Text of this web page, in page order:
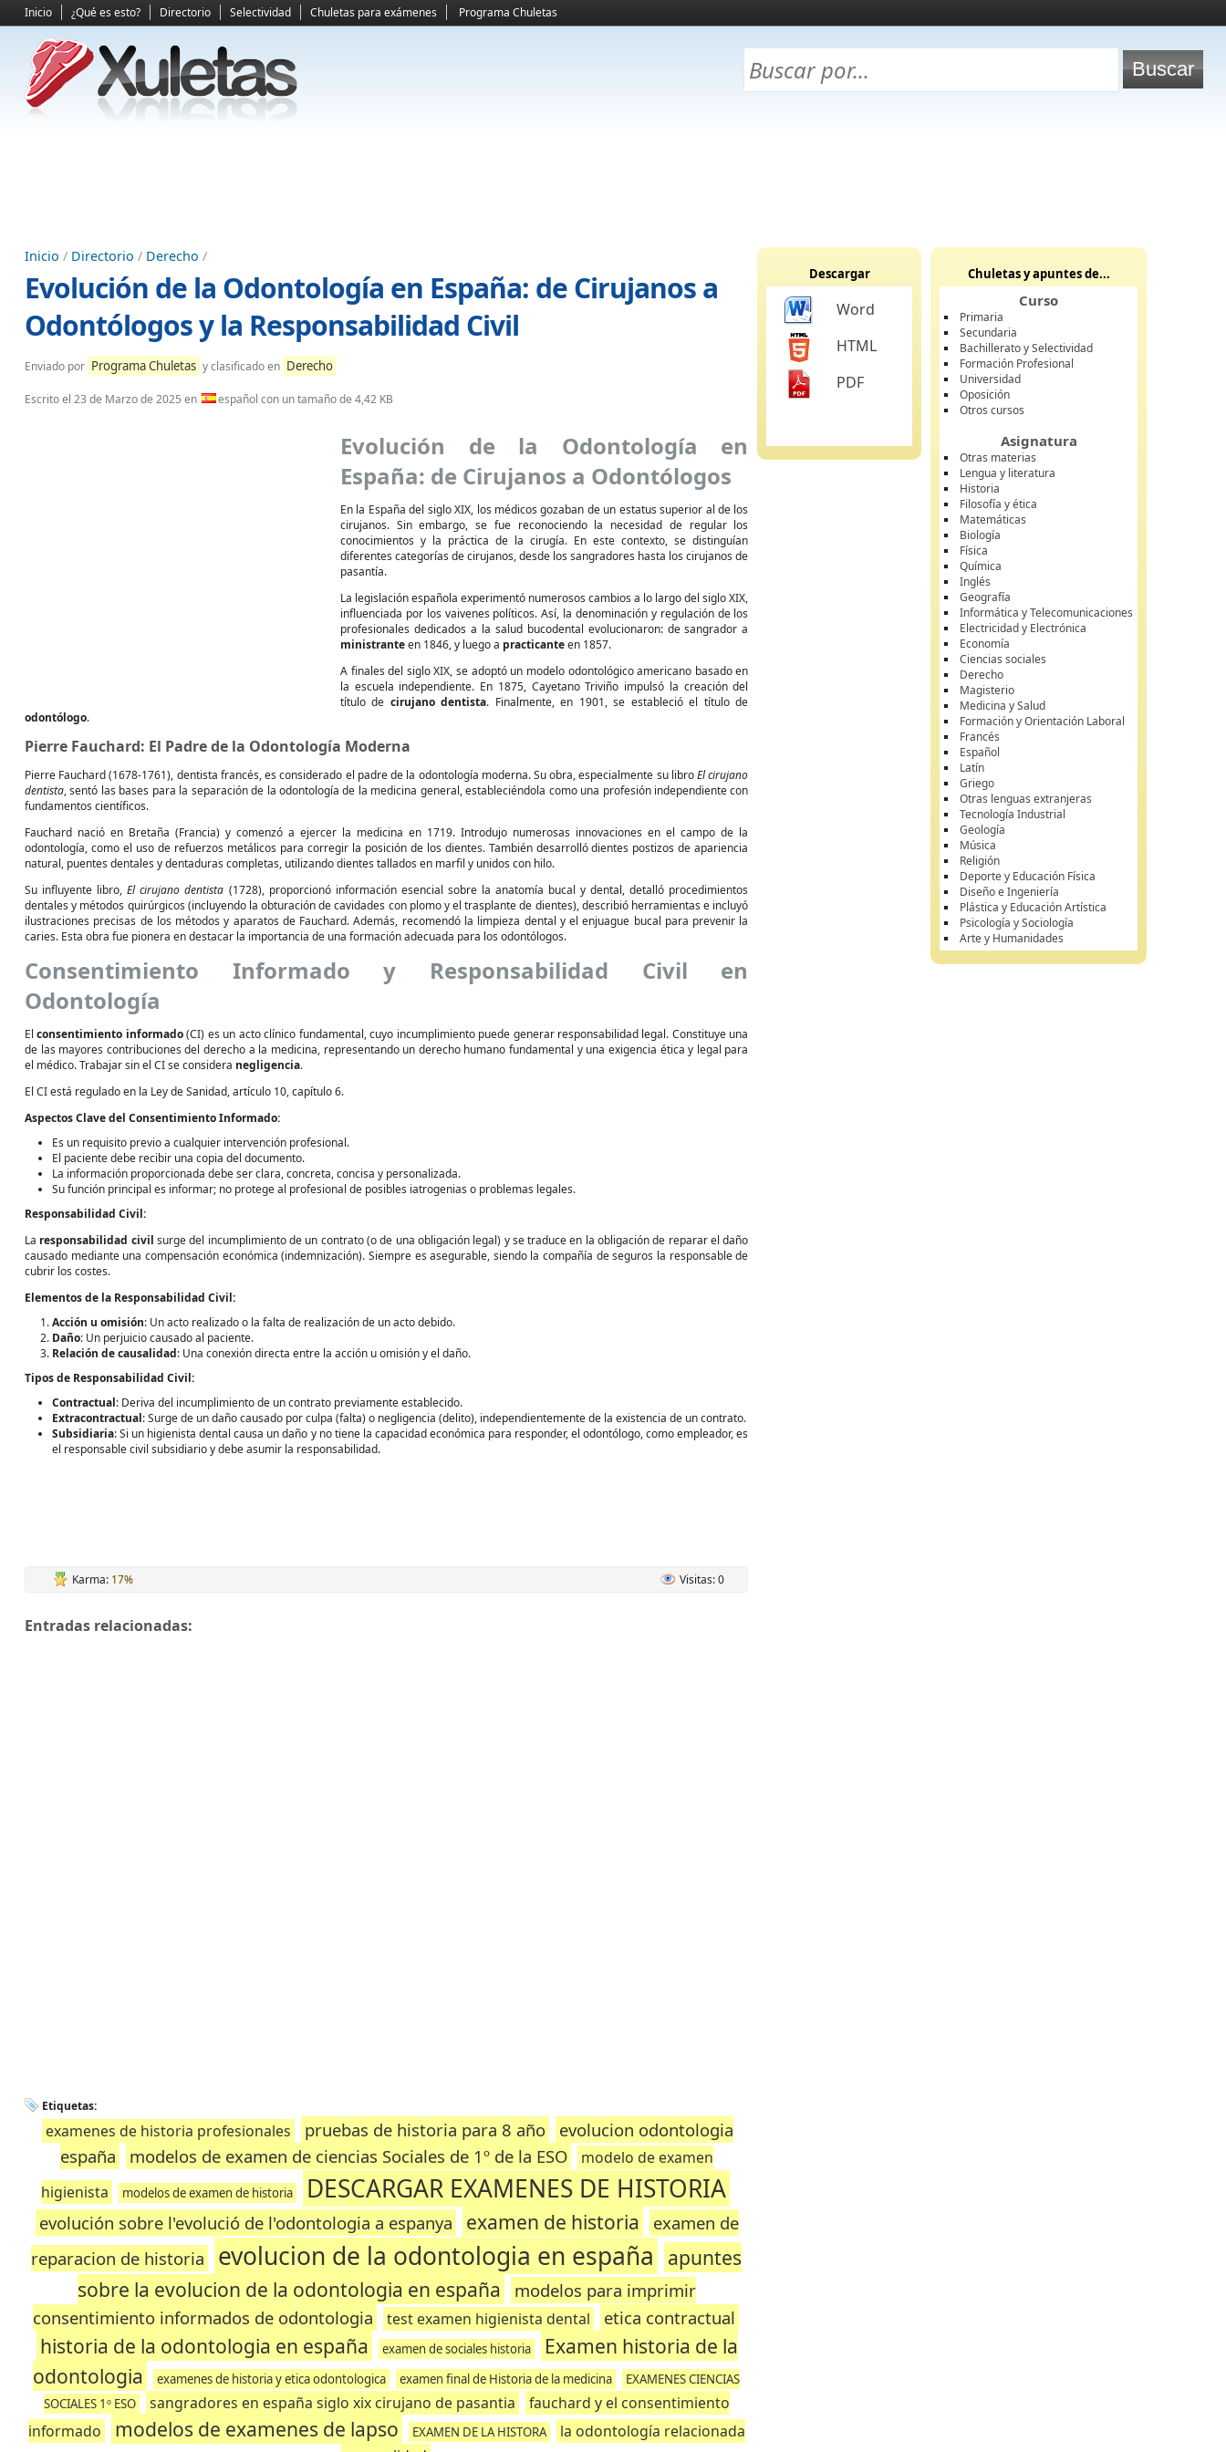
Inicio ¿Qué es esto? Directorio Selectividad Chuletas para exámenes Programa Chuletas
Inicio / Directorio / Derecho /
Evolución de la Odontología en España: de Cirujanos a
Odontólogos y la Responsabilidad Civil
Enviado por Programa Chuletas y clasificado en Derecho
Escrito el 23 de Marzo de 2025 en español con un tamaño de 4,42 KB
Evolución de la Odontología en
España: de Cirujanos a Odontólogos
En la España del siglo XIX, los médicos gozaban de un estatus superior al de los
cirujanos. Sin embargo, se fue reconociendo la necesidad de regular los
conocimientos y la práctica de la cirugía. En este contexto, se distinguían
diferentes categorías de cirujanos, desde los sangradores hasta los cirujanos de
pasantía.
La legislación española experimentó numerosos cambios a lo largo del siglo XIX,
influenciada por los vaivenes políticos. Así, la denominación y regulación de los
profesionales dedicados a la salud bucodental evolucionaron: de sangrador a
ministranteen 1846, y luego a practicanteen 1857.
A finales del siglo XIX, se adoptó un modelo odontológico americano basado en
la escuela independiente. En 1875, Cayetano Triviño impulsó la creación del
título de cirujano dentista. Finalmente, en 1901, se estableció el título de
odontólogo.
Pierre Fauchard: El Padre de la Odontología Moderna
Pierre Fauchard (1678-1761), dentista francés, es considerado el padre de la odontología moderna. Su obra, especialmente su libroEl cirujano
dentista, sentó las bases para la separación de la odontología de la medicina general, estableciéndola como una profesión independiente con
fundamentos científicos.
Fauchard nació en Bretaña (Francia) y comenzó a ejercer la medicina en 1719. Introdujo numerosas innovaciones en el campo de la
odontología, como el uso de refuerzos metálicos para corregir la posición de los dientes. También desarrolló dientes postizos de apariencia
natural, puentes dentales y dentaduras completas, utilizando dientes tallados en marfil y unidos con hilo.
Su influyente libro,El cirujano dentista (1728), proporcionó información esencial sobre la anatomía bucal y dental, detalló procedimientos
dentales y métodos quirúrgicos (incluyendo la obturación de cavidades con plomo y el trasplante de dientes), describió herramientas e incluyó
ilustraciones precisas de los métodos y aparatos de Fauchard. Además, recomendó la limpieza dental y el enjuague bucal para prevenir la
caries. Esta obra fue pionera en destacar la importancia de una formación adecuada para los odontólogos.
Consentimiento Informado y Responsabilidad Civil en
Odontología
Elconsentimiento informado(CI) es un acto clínico fundamental, cuyo incumplimiento puede generar responsabilidad legal. Constituye una
de las mayores contribuciones del derecho a la medicina, representando un derecho humano fundamental y una exigencia ética y legal para
el médico. Trabajar sin el CI se considera negligencia.
El CI está regulado en la Ley de Sanidad, artículo 10, capítulo 6.
Aspectos Clave del Consentimiento Informado:
Es un requisito previo a cualquier intervención profesional.
El paciente debe recibir una copia del documento.
La información proporcionada debe ser clara, concreta, concisa y personalizada.
Su función principal es informar; no protege al profesional de posibles iatrogenias o problemas legales.
Responsabilidad Civil:
La responsabilidad civil surge del incumplimiento de un contrato (o de una obligación legal) y se traduce en la obligación de reparar el daño
causado mediante una compensación económica (indemnización). Siempre es asegurable, siendo la compañía de seguros la responsable de
cubrir los costes.
Elementos de la Responsabilidad Civil:
Acción u omisión: Un acto realizado o la falta de realización de un acto debido.
Daño: Un perjuicio causado al paciente.
Relación de causalidad: Una conexión directa entre la acción u omisión y el daño.
Tipos de Responsabilidad Civil:
Contractual: Deriva del incumplimiento de un contrato previamente establecido.
Extracontractual: Surge de un daño causado por culpa (falta) o negligencia (delito), independientemente de la existencia de un contrato.
Subsidiaria: Si un higienista dental causa un daño y no tiene la capacidad económica para responder, el odontólogo, como empleador, es
el responsable civil subsidiario y debe asumir la responsabilidad.
Karma: 17% Visitas: 0
Entradas relacionadas:
Etiquetas:
examenes de historia profesionales pruebas de historia para 8 año
evolucion odontologia
españa
modelos de examen de ciencias Sociales de 1º de la ESO
modelo de examen
higienista
modelos de examen de historia DESCARGAR EXAMENES DE HISTORIA
evolución sobre l'evolució de l'odontologia a espanya examen de historia
examen de
reparacion de historia
evolucion de la odontologia en españa
apuntes
sobre la evolucion de la odontologia en españa
modelos para imprimir
consentimiento informados de odontologia
test examen higienista dental etica contractual
historia de la odontologia en españa examen de sociales historia
Examen historia de la
odontologia
examenes de historia y etica odontologica examen final de Historia de la medicina
EXAMENES CIENCIAS
SOCIALES 1º ESO
sangradores en españa siglo xix cirujano de pasantia
fauchard y el consentimiento
informado
modelos de examenes de lapso EXAMEN DE LA HISTORA
la odontología relacionada
Descargar
Word
HTML
PDF
Chuletas y apuntes de...
Curso
Primaria
Secundaria
Bachillerato y Selectividad
Formación Profesional
Universidad
Oposición
Otros cursos
Asignatura
Otras materias
Lengua y literatura
Historia
Filosofía y ética
Matemáticas
Biología
Física
Química
Inglés
Geografía
Informática y Telecomunicaciones
Electricidad y Electrónica
Economía
Ciencias sociales
Derecho
Magisterio
Medicina y Salud
Formación y Orientación Laboral
Francés
Español
Latín
Griego
Otras lenguas extranjeras
Tecnología Industrial
Geología
Música
Religión
Deporte y Educación Física
Diseño e Ingeniería
Plástica y Educación Artística
Psicología y Sociología
Arte y Humanidades